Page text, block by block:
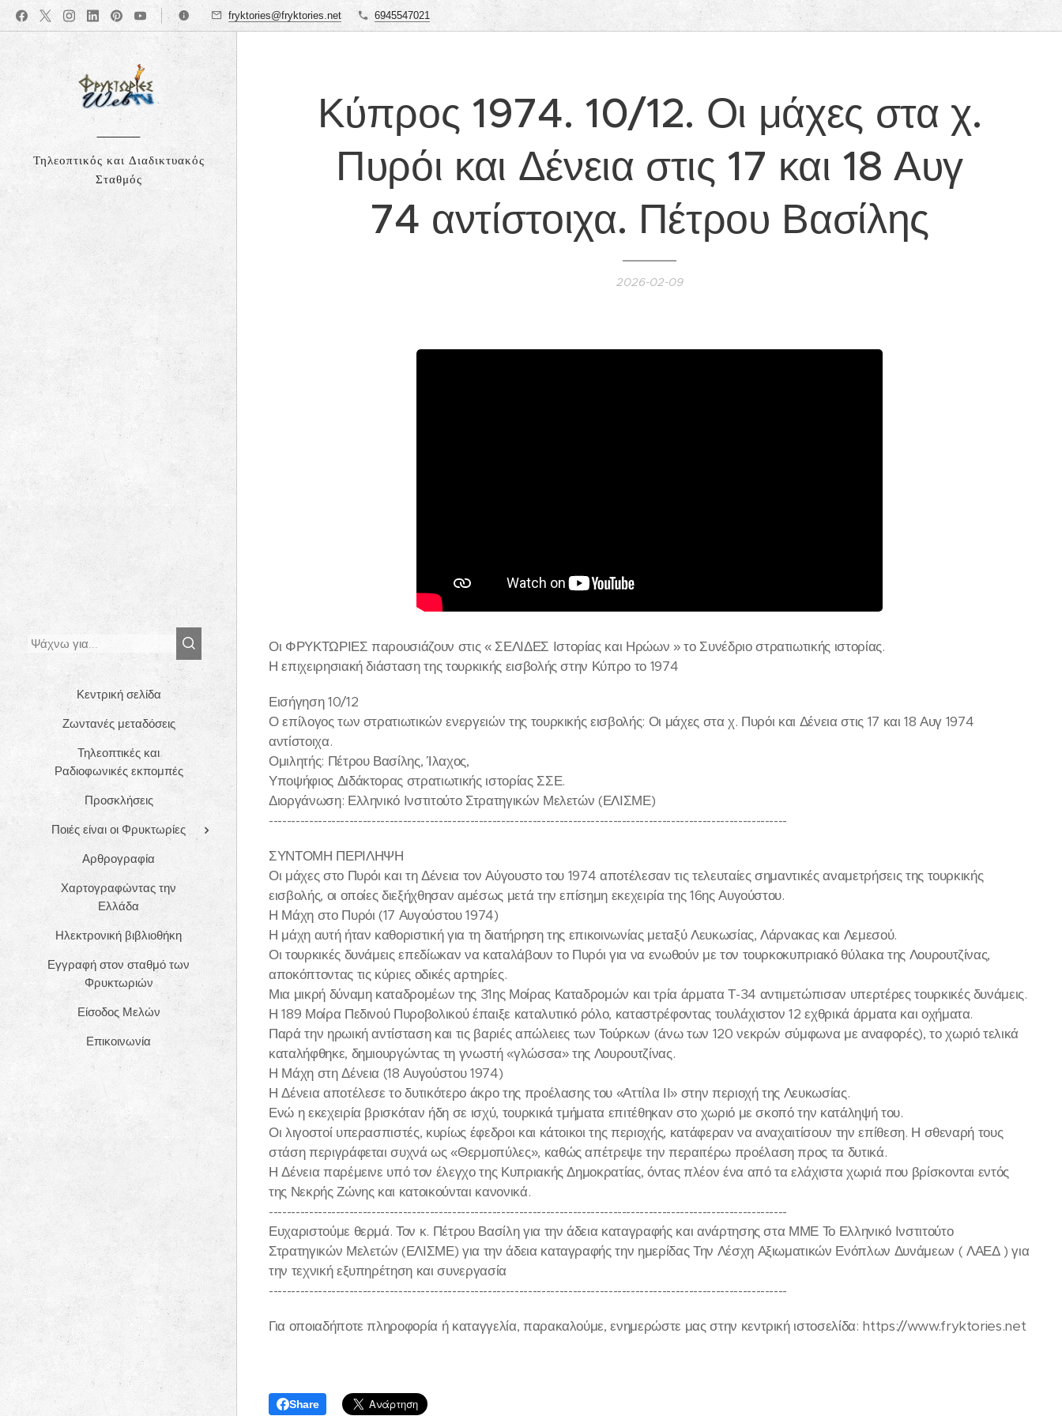
fryktories@fryktories.net 6945547021
Τηλεοπτικός και Διαδικτυακός
Σταθμός
Κεντρική σελίδα
Ζωντανές μεταδόσεις
Τηλεοπτικές και
Ραδιοφωνικές εκπομπές
Προσκλήσεις
Ποιές είναι οι Φρυκτωρίες
Αρθρογραφία
Χαρτογραφώντας την
Ελλάδα
Ηλεκτρονική βιβλιοθήκη
Εγγραφή στον σταθμό των
Φρυκτωριών
Είσοδος Μελών
Επικοινωνία
Κύπρος 1974. 10/12. Οι μάχες στα χ.
Πυρόι και Δένεια στις 17 και 18 Αυγ
74 αντίστοιχα. Πέτρου Βασίλης
2026-02-09
Οι ΦΡΥΚΤΩΡΙΕΣ παρουσιάζουν στις « ΣΕΛΙΔΕΣ Ιστορίας και Ηρώων » το Συνέδριο στρατιωτικής ιστορίας.
Η επιχειρησιακή διάσταση της τουρκικής εισβολής στην Κύπρο το 1974
Εισήγηση 10/12
Ο επίλογος των στρατιωτικών ενεργειών της τουρκικής εισβολής: Οι μάχες στα χ. Πυρόι και Δένεια στις 17 και 18 Αυγ 1974
αντίστοιχα.
Ομιλητής: Πέτρου Βασίλης, Ίλαχος,
Υποψήφιος Διδάκτορας στρατιωτικής ιστορίας ΣΣΕ.
Διοργάνωση: Ελληνικό Ινστιτούτο Στρατηγικών Μελετών (ΕΛΙΣΜΕ)
--------------------------------------------------------------------------------------------------------------------
ΣΥΝΤΟΜΗ ΠΕΡΙΛΗΨΗ
Οι μάχες στο Πυρόι και τη Δένεια τον Αύγουστο του 1974 αποτέλεσαν τις τελευταίες σημαντικές αναμετρήσεις της τουρκικής
εισβολής, οι οποίες διεξήχθησαν αμέσως μετά την επίσημη εκεχειρία της 16ης Αυγούστου.
Η Μάχη στο Πυρόι (17 Αυγούστου 1974)
Η μάχη αυτή ήταν καθοριστική για τη διατήρηση της επικοινωνίας μεταξύ Λευκωσίας, Λάρνακας και Λεμεσού.
Οι τουρκικές δυνάμεις επεδίωκαν να καταλάβουν το Πυρόι για να ενωθούν με τον τουρκοκυπριακό θύλακα της Λουρουτζίνας,
αποκόπτοντας τις κύριες οδικές αρτηρίες.
Μια μικρή δύναμη καταδρομέων της 31ης Μοίρας Καταδρομών και τρία άρματα Τ-34 αντιμετώπισαν υπερτέρες τουρκικές δυνάμεις.
Η 189 Μοίρα Πεδινού Πυροβολικού έπαιξε καταλυτικό ρόλο, καταστρέφοντας τουλάχιστον 12 εχθρικά άρματα και οχήματα.
Παρά την ηρωική αντίσταση και τις βαριές απώλειες των Τούρκων (άνω των 120 νεκρών σύμφωνα με αναφορές), το χωριό τελικά
καταλήφθηκε, δημιουργώντας τη γνωστή «γλώσσα» της Λουρουτζίνας.
Η Μάχη στη Δένεια (18 Αυγούστου 1974)
Η Δένεια αποτέλεσε το δυτικότερο άκρο της προέλασης του «Αττίλα ΙΙ» στην περιοχή της Λευκωσίας.
Ενώ η εκεχειρία βρισκόταν ήδη σε ισχύ, τουρκικά τμήματα επιτέθηκαν στο χωριό με σκοπό την κατάληψή του.
Οι λιγοστοί υπερασπιστές, κυρίως έφεδροι και κάτοικοι της περιοχής, κατάφεραν να αναχαιτίσουν την επίθεση. Η σθεναρή τους
στάση περιγράφεται συχνά ως «Θερμοπύλες», καθώς απέτρεψε την περαιτέρω προέλαση προς τα δυτικά.
Η Δένεια παρέμεινε υπό τον έλεγχο της Κυπριακής Δημοκρατίας, όντας πλέον ένα από τα ελάχιστα χωριά που βρίσκονται εντός
της Νεκρής Ζώνης και κατοικούνται κανονικά.
--------------------------------------------------------------------------------------------------------------------
Ευχαριστούμε θερμά. Τον κ. Πέτρου Βασίλη για την άδεια καταγραφής και ανάρτησης στα ΜΜΕ Το Ελληνικό Ινστιτούτο
Στρατηγικών Μελετών (ΕΛΙΣΜΕ) για την άδεια καταγραφής την ημερίδας Την Λέσχη Αξιωματικών Ενόπλων Δυνάμεων ( ΛΑΕΔ ) για
την τεχνική εξυπηρέτηση και συνεργασία
--------------------------------------------------------------------------------------------------------------------
Για οποιαδήποτε πληροφορία ή καταγγελία, παρακαλούμε, ενημερώστε μας στην κεντρική ιστοσελίδα: https://www.fryktories.net
Share